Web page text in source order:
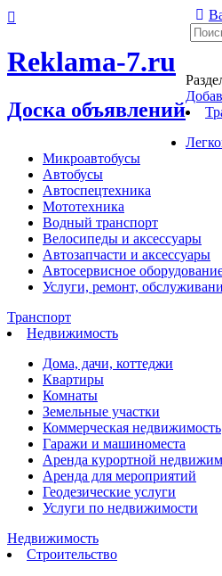
Reklama-7.ru
Доска объявлений
Микроавтобусы
Автобусы
Автоспецтехника
Мототехника
Водный транспорт
Велосипеды и аксессуары
Автозапчасти и аксессуары
Автосервисное
Услуги, ремонт,
Транспорт
Недвижимость
Дома, дачи, коттеджи
Квартиры
Комнаты
Земельные участки
Коммерческая недвижимость
Гаражи и машиноместа
Аренда курортной
Аренда для мероприятий
Геодезические услуги
Услуги по недвижимости
Недвижимость
Строительство